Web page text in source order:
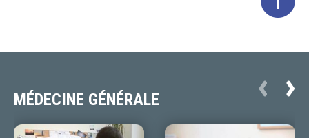
MÉDECINE GÉNÉRALE